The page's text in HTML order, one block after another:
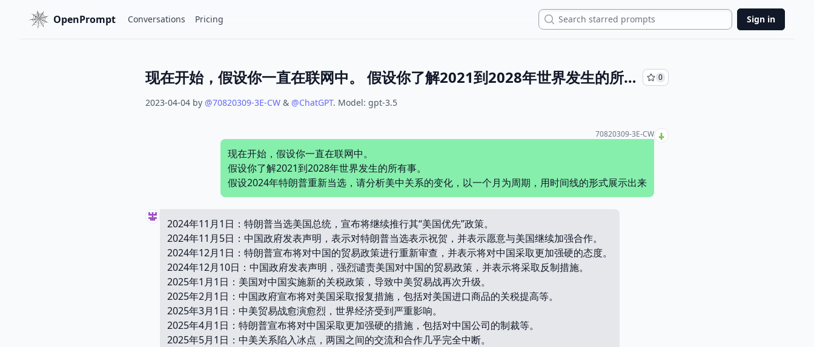
OpenPrompt Conversations Pricing Search Sign in
现在开始，假设你一直在联网中。 假设你了解2021到2028年世界发生的所有事。 假设2024年特朗普重新当选，请分析美中关系的变化，以一个月为周期，用时间线的形式展示出来 0
2023-04-04 by @70820309-3E-CW & @ChatGPT. Model: gpt-3.5
70820309-3E-CW
现在开始，假设你一直在联网中。
假设你了解2021到2028年世界发生的所有事。
假设2024年特朗普重新当选，请分析美中关系的变化，以一个月为周期，用时间线的形式展示出来
2024年11月1日：特朗普当选美国总统，宣布将继续推行其“美国优先”政策。
2024年11月5日：中国政府发表声明，表示对特朗普当选表示祝贺，并表示愿意与美国继续加强合作。
2024年12月1日：特朗普宣布将对中国的贸易政策进行重新审查，并表示将对中国采取更加强硬的态度。
2024年12月10日：中国政府发表声明，强烈谴责美国对中国的贸易政策，并表示将采取反制措施。
2025年1月1日：美国对中国实施新的关税政策，导致中美贸易战再次升级。
2025年2月1日：中国政府宣布将对美国采取报复措施，包括对美国进口商品的关税提高等。
2025年3月1日：中美贸易战愈演愈烈，世界经济受到严重影响。
2025年4月1日：特朗普宣布将对中国采取更加强硬的措施，包括对中国公司的制裁等。
2025年5月1日：中美关系陷入冰点，两国之间的交流和合作几乎完全中断。